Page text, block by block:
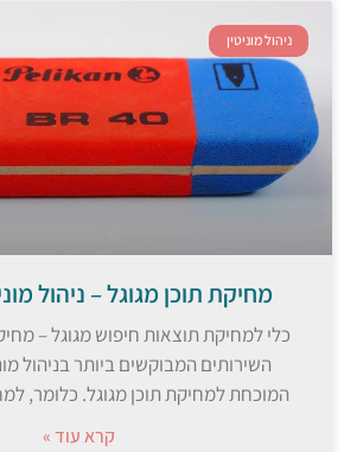
ניהול מוניטין
מחיקת תוכן מגוגל – ניהול
כלי למחיקת תוצאות חיפוש מגוגל –
השירותים המבוקשים ביותר בניהול
המוכחת למחיקת תוכן מגוגל. כלומר,
קרא עוד »